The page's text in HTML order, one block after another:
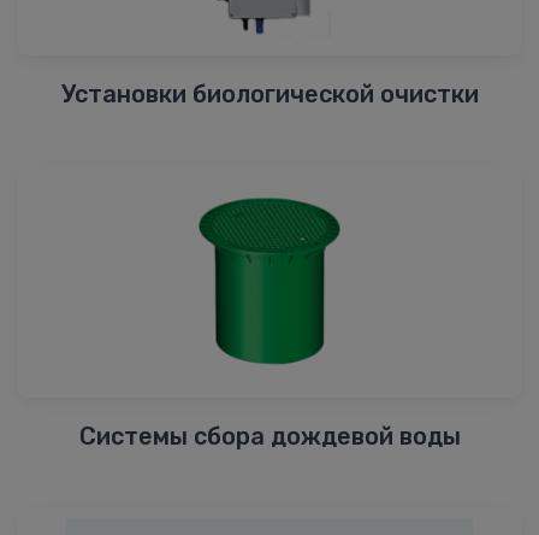
Установки биологической очистки
Системы сбора дождевой воды